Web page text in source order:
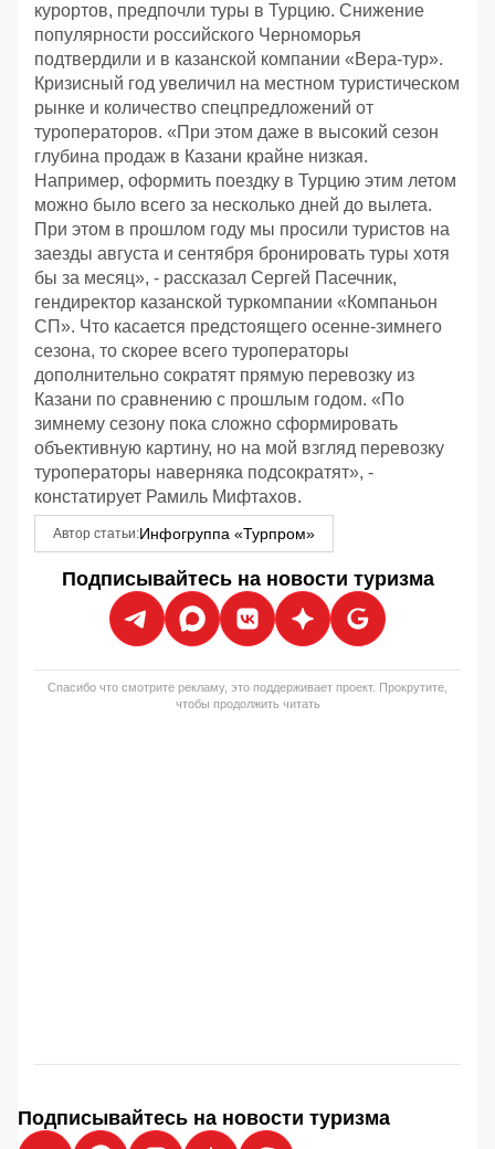
курортов, предпочли туры в Турцию. Снижение
популярности российского Черноморья
подтвердили и в казанской компании «Вера-тур».
Кризисный год увеличил на местном туристическом
рынке и количество спецпредложений от
туроператоров. «При этом даже в высокий сезон
глубина продаж в Казани крайне низкая.
Например, оформить поездку в Турцию этим летом
можно было всего за несколько дней до вылета.
При этом в прошлом году мы просили туристов на
заезды августа и сентября бронировать туры хотя
бы за месяц», - рассказал Сергей Пасечник,
гендиректор казанской туркомпании «Компаньон
СП». Что касается предстоящего осенне-зимнего
сезона, то скорее всего туроператоры
дополнительно сократят прямую перевозку из
Казани по сравнению с прошлым годом. «По
зимнему сезону пока сложно сформировать
объективную картину, но на мой взгляд перевозку
туроператоры наверняка подсократят», -
констатирует Рамиль Мифтахов.
Автор статьи:Инфогруппа «Турпром»
Подписывайтесь на новости туризма
Спасибо что смотрите рекламу, это поддерживает проект. Прокрутите,
чтобы продолжить читать
Подписывайтесь на новости туризма